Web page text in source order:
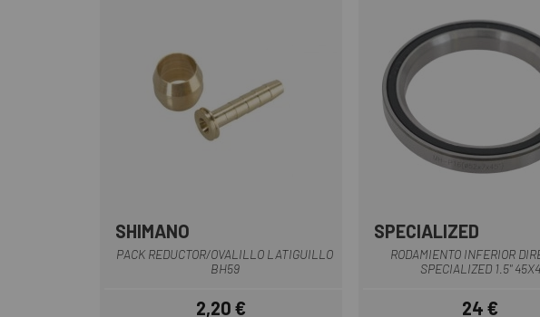
SHIMANO
PACK REDUCTOR/OVALILLO LATIGUILLO
BH59
2,20 €
Multi
SPECIALIZED
RODAMIENTO INFERIOR
SPECIALIZED 1.5"
24 €